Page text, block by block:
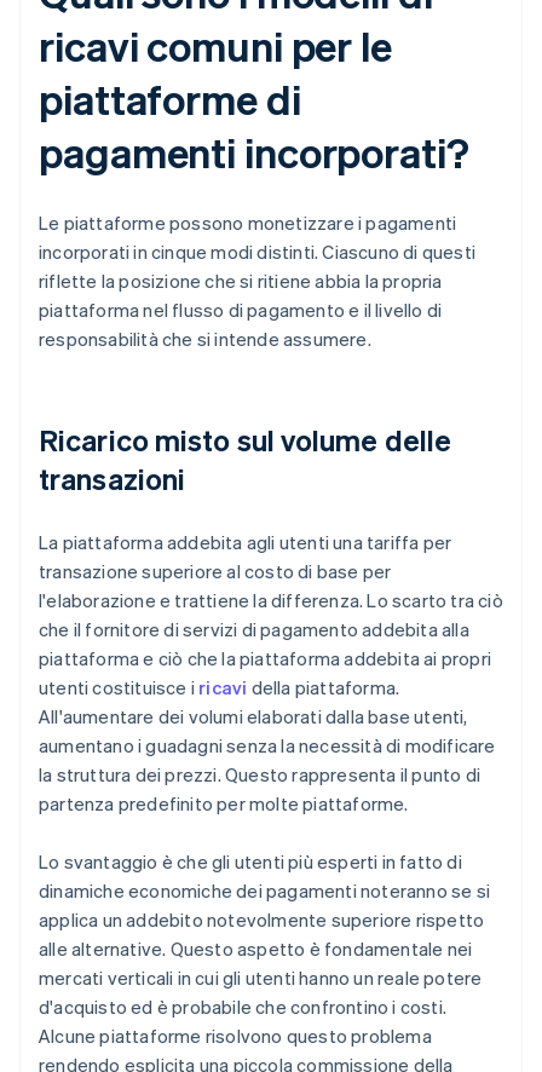
ricavi comuni per le
piattaforme di
pagamenti incorporati?
Le piattaforme possono monetizzare i pagamenti
incorporati in cinque modi distinti. Ciascuno di questi
riflette la posizione che si ritiene abbia la propria
piattaforma nel flusso di pagamento e il livello di
responsabilità che si intende assumere.
Ricarico misto sul volume delle
transazioni
La piattaforma addebita agli utenti una tariffa per
transazione superiore al costo di base per
l'elaborazione e trattiene la differenza. Lo scarto tra ciò
che il fornitore di servizi di pagamento addebita alla
piattaforma e ciò che la piattaforma addebita ai propri
utenti costituisce i ricavi della piattaforma.
All'aumentare dei volumi elaborati dalla base utenti,
aumentano i guadagni senza la necessità di modificare
la struttura dei prezzi. Questo rappresenta il punto di
partenza predefinito per molte piattaforme.
Lo svantaggio è che gli utenti più esperti in fatto di
dinamiche economiche dei pagamenti noteranno se si
applica un addebito notevolmente superiore rispetto
alle alternative. Questo aspetto è fondamentale nei
mercati verticali in cui gli utenti hanno un reale potere
d'acquisto ed è probabile che confrontino i costi.
Alcune piattaforme risolvono questo problema
rendendo esplicita una piccola commissione della